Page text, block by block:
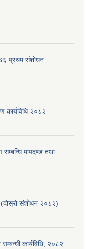
प्रथम संशोधन
कार्यविधि २०८२
सम्बन्धि मापदण्ड तथा
(दोस्रो संशोधन २०८२)
कार्यविधि, २०८२